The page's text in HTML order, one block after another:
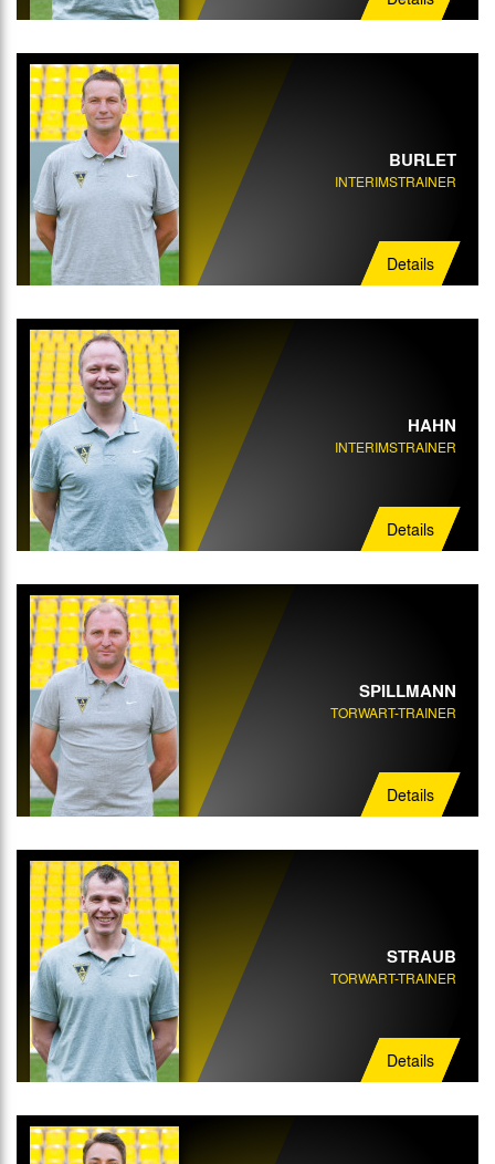
BURLET
INTERIMSTRAINER
Details
HAHN
INTERIMSTRAINER
Details
SPILLMANN
TORWART-TRAINER
Details
STRAUB
TORWART-TRAINER
Details